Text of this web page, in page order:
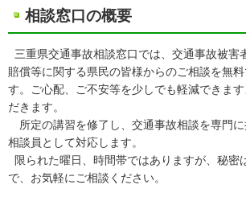
相談窓口の概要
三重県交通事故相談窓口では、交通事故被害
賠償等に関する県民の皆様からのご相談を無
す。ご心配、ご不安等を少しでも軽減できま
だきます。
所定の講習を修了し、交通事故相談を専門
相談員として対応します。
限られた曜日、時間帯ではありますが、秘密
で、お気軽にご相談ください。